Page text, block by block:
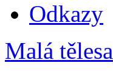
Odkazy
Malá tělesa